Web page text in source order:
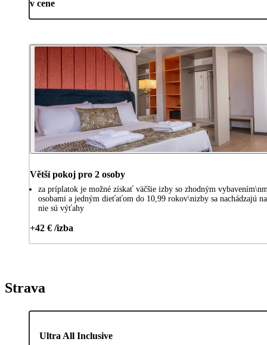
v cene
Větší pokoj pro 2 osoby
za príplatok je možné získať väčšie izby so zhodným
osobami a jedným dieťaťom do 10,99 rokov\nizby sa nachádzajú
nie sú výťahy
+42 € /izba
Strava
Ultra All Inclusive